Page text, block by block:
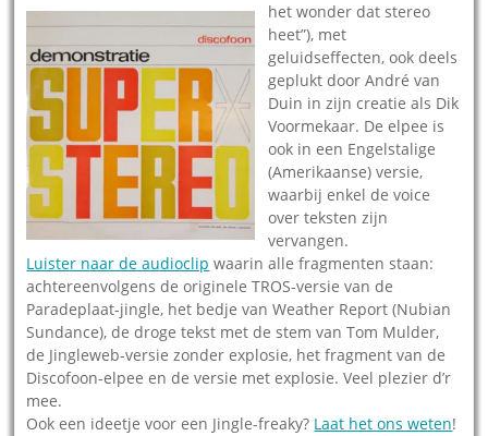
het wonder dat stereo
heet”), met
geluidseffecten, ook deels
geplukt door André van
Duin in zijn creatie als Dik
Voormekaar. De elpee is
ook in een Engelstalige
(Amerikaanse) versie,
waarbij enkel de voice
over teksten zijn
vervangen.
Luister naar de audioclip waarin alle fragmenten staan:
achtereenvolgens de originele TROS-versie van de
Paradeplaat-jingle, het bedje van Weather Report (Nubian
Sundance), de droge tekst met de stem van Tom Mulder,
de Jingleweb-versie zonder explosie, het fragment van de
Discofoon-elpee en de versie met explosie. Veel plezier d’r
mee.
Ook een ideetje voor een Jingle-freaky? Laat het ons weten!